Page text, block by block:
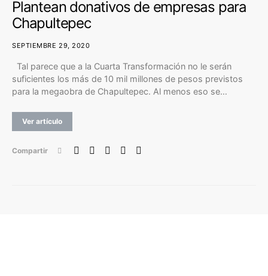
Plantean donativos de empresas para
Chapultepec
SEPTIEMBRE 29, 2020
Tal parece que a la Cuarta Transformación no le serán
suficientes los más de 10 mil millones de pesos previstos
para la megaobra de Chapultepec. Al menos eso se…
Ver artículo
Compartir